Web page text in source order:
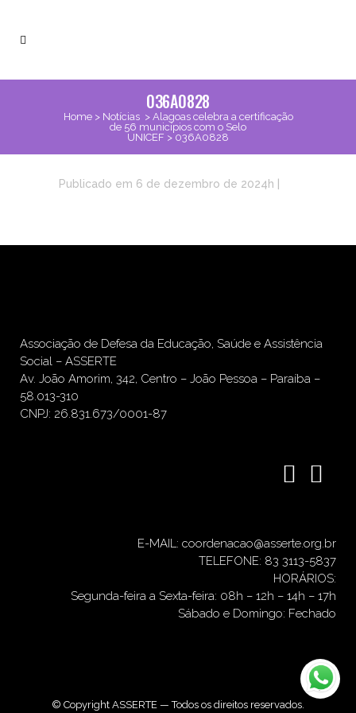
036A0828
Home> Notícias > Alagoas celebra a certificação
de 56 municípios com o Selo
UNICEF > 036A0828
Publicado em 6 de dezembro de 2024h
Associação de Defesa da Educação, Saúde e Assistência
Social – ASSERTE
Av. João Amorim, 342, Centro – João Pessoa – Paraíba –
58.013-310
CNPJ: 26.831.673/0001-87
E-MAIL: coordenacao@asserte.org.br
TELEFONE: 83 3113-5837
HORÁRIOS:
Segunda-feira a Sexta-feira: 08h – 12h – 14h – 17h
Sábado e Domingo: Fechado
© Copyright ASSERTE — Todos os direitos reservados.